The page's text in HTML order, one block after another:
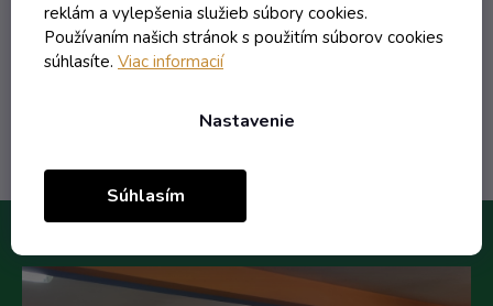
reklám a vylepšenia služieb súbory cookies.
Používaním našich stránok s použitím súborov cookies
súhlasíte. Viac informacií
Nastavenie
Súhlasím
1,87 € (-79%)